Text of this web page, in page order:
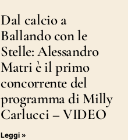
Dal calcio a
Ballando con le
Stelle: Alessandro
Matri è il primo
concorrente del
programma di Milly
Carlucci – VIDEO
Leggi »